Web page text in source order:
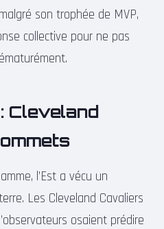
son trophée de MVP,
collective pour ne pas
Cleveland
l’Est a vécu un
Les Cleveland Cavaliers
osaient prédire